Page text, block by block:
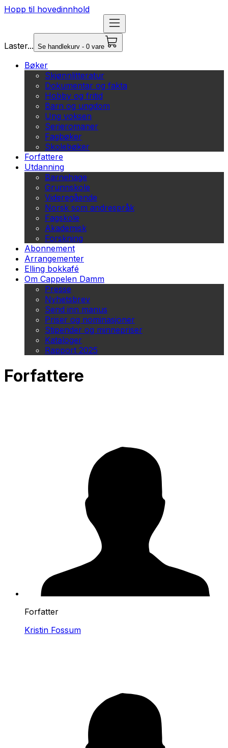
Hopp til hovedinnhold
Laster... Se handlekurv - 0 vare
Bøker
Skjønnlitteratur
Dokumentar og fakta
Hobby og fritid
Barn og ungdom
Ung voksen
Serieromaner
Fagbøker
Skolebøker
Forfattere
Utdanning
Barnehage
Grunnskole
Videregående
Norsk som andrespråk
Fagskole
Akademisk
Forskning
Abonnement
Arrangementer
Elling bokkafé
Om Cappelen Damm
Presse
Nyhetsbrev
Send inn manus
Priser og nominasjoner
Stipender og minnepriser
Kataloger
Rapport 2025
Forfattere
Forfatter
Kristin Fossum